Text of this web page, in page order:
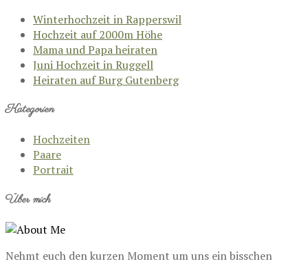
Winterhochzeit in Rapperswil
Hochzeit auf 2000m Höhe
Mama und Papa heiraten
Juni Hochzeit in Ruggell
Heiraten auf Burg Gutenberg
Kategorien
Hochzeiten
Paare
Portrait
Über mich
Nehmt euch den kurzen Moment um uns ein bisschen